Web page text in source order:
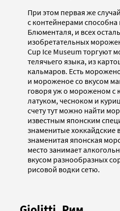
При этом первая же
с контейнерами способна
Блюменталя, и всех
изобретательных
Cup Ice Museum торгуют
телячьего языка, из
кальмаров. Есть
и мороженое со вкусом
говоря уж о мороженом с
латуком, чесноком и
счету тут можно найти
известным японским
знаменитые хоккайдские
знаменитая японская
место занимает
вкусом разнообразных
рисовой водки сетю.